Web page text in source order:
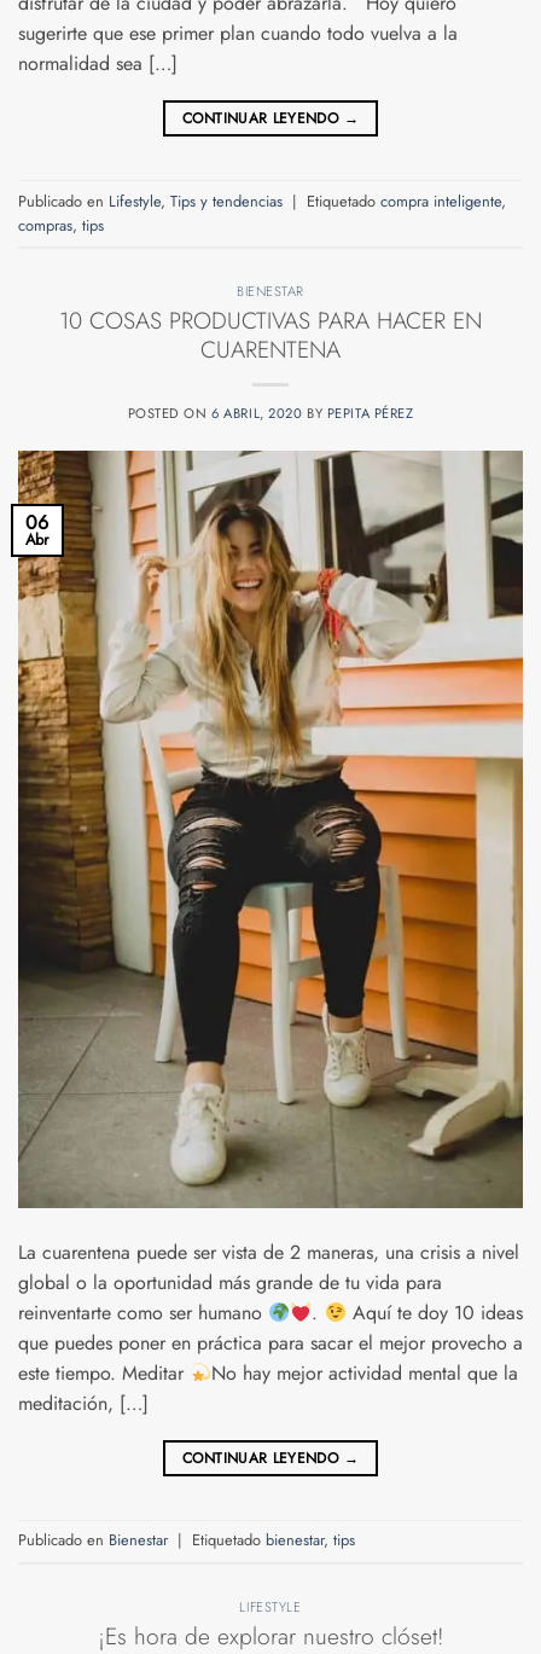
sugerirte que ese primer plan cuando todo vuelva a la
normalidad sea […]
CONTINUAR LEYENDO →
Publicado en Lifestyle, Tips y tendencias | Etiquetado compra inteligente,
compras, tips
BIENESTAR
10 COSAS PRODUCTIVAS PARA HACER EN
CUARENTENA
POSTED ON6 ABRIL, 2020 BY PEPITA PÉREZ
06
Abr
La cuarentena puede ser vista de 2 maneras, una crisis a nivel
global o la oportunidad más grande de tu vida para
reinventarte como ser humano
.
Aquí te doy 10 ideas
que puedes poner en práctica para sacar el mejor provecho a
este tiempo. Meditar
No hay mejor actividad mental que la
meditación, […]
CONTINUAR LEYENDO →
Publicado en Bienestar | Etiquetado bienestar, tips
LIFESTYLE
¡Es hora de explorar nuestro clóset!